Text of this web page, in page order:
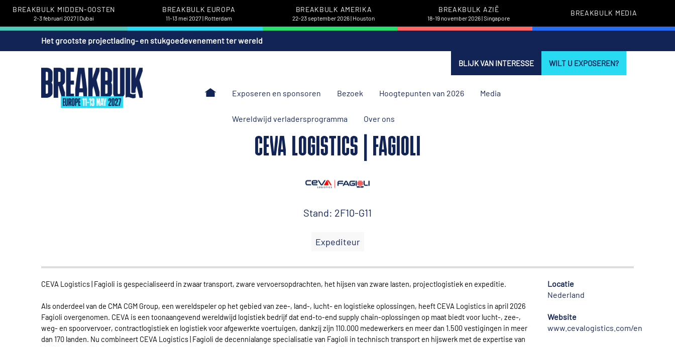
BREAKBULK MIDDEN-OOSTEN
2-3 februari 2027 | Dubai
BREAKBULK EUROPA
11-13 mei 2027 | Rotterdam
BREAKBULK AMERIKA
22-23 september 2026 | Houston
BREAKBULK AZIË
18-19 november 2026 | Singapore
BREAKBULK MEDIA
Het grootste projectlading- en stukgoedevenement ter wereld
BLIJK VAN INTERESSE WILT U EXPOSEREN?
Exposeren en sponsoren Bezoek Hoogtepunten van 2026 Media
Wereldwijd verladersprogramma Over ons
CEVA LOGISTICS | FAGIOLI
Stand: 2F10-G11
Expediteur
CEVA Logistics | Fagioli is gespecialiseerd in zwaar transport, zware vervoersopdrachten, het hijsen van zware lasten, projectlogistiek en expeditie.
Als onderdeel van de CMA CGM Group, een wereldspeler op het gebied van zee-, land-, lucht- en logistieke oplossingen, heeft CEVA Logistics in april 2026
Fagioli overgenomen. CEVA is een toonaangevend wereldwijd logistiek bedrijf dat end-to-end supply chain-oplossingen op maat biedt voor lucht-, zee-,
weg- en spoorvervoer, contractlogistiek en logistiek voor afgewerkte voertuigen, dankzij zijn 110.000 medewerkers en meer dan 1.500 vestigingen in meer
dan 170 landen. Nu combineert CEVA Logistics | Fagioli de decennialange specialisatie van Fagioli in technisch transport en hijswerk met de expertise van
Locatie
Nederland
Website
www.cevalogistics.com/en